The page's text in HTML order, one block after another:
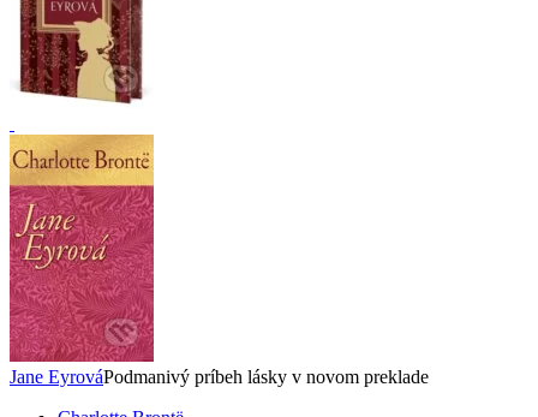
Jane EyrováPodmanivý príbeh lásky v novom preklade